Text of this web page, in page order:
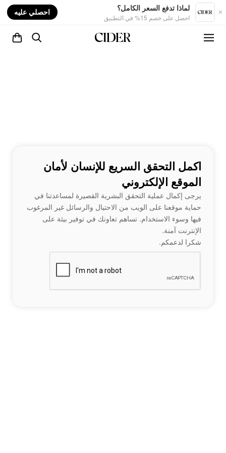
لماذا تدفع السعر الكامل؟
احصل على خصم 15% في التطبيق
احصلي عليه
اكمل التحقق السريع للإنسان لأمان
الموقع الإلكتروني
يرجى إكمال عملية التحقق البشرية القصيرة لمساعدتنا في
حماية موقعنا على الويب من الاحتيال والرسائل غير المرغوب
فيها وسوء الاستخدام. تساهم تعاونك في توفير بيئة على
الإنترنت آمنة.
شكرا لدعمكم.